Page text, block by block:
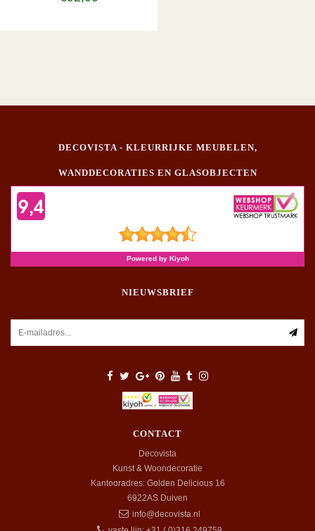
DECOVISTA - KLEURRIJKE MEUBELEN,
WANDDECORATIES EN GLASOBJECTEN
NIEUWSBRIEF
CONTACT
Decovista
Kunst & Woondecoratie
Kantooradres: Golden Delicious 16
6922AS Duiven
info@decovista.nl